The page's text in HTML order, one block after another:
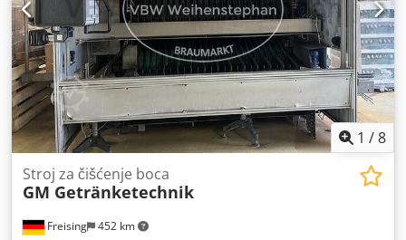
1 /8
Freising 452 km
Stroj za čišćenje boca
GM Getränketechnik